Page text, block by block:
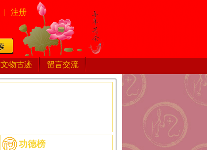
| 注册
文物古迹 留言交流
功德榜